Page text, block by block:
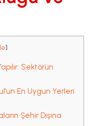
]
Sektörün
En Uygun Yerleri
Şehir Dışına